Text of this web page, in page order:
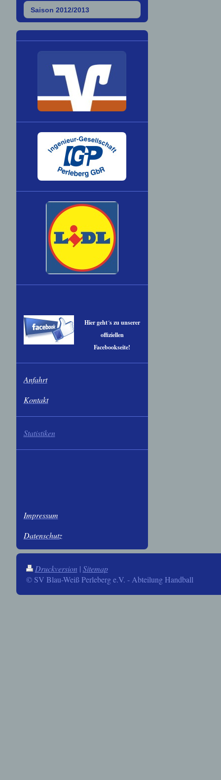
Saison 2012/2013
Hier geht´s zu unserer
offiziellen
Facebookseite!
Anfahrt
Kontakt
Statistiken
Impressum
Datenschutz
Druckversion | Sitemap
© SV Blau-Weiß Perleberg e.V. - Abteilung Handball